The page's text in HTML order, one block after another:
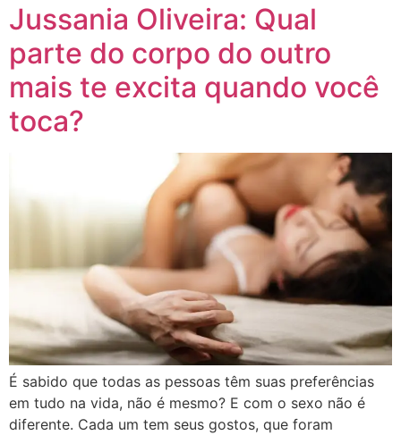
Jussania Oliveira: Qual
parte do corpo do outro
mais te excita quando você
toca?
É sabido que todas as pessoas têm suas preferências
em tudo na vida, não é mesmo? E com o sexo não é
diferente. Cada um tem seus gostos, que foram